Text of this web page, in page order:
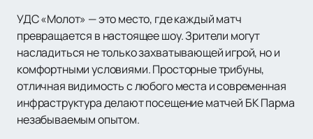
УДС «Молот» — это место, где каждый матч
превращается в настоящее шоу. Зрители могут
насладиться не только захватывающей игрой, но и
комфортными условиями. Просторные трибуны,
отличная видимость с любого места и современная
инфраструктура делают посещение матчей БК Парма
незабываемым опытом.